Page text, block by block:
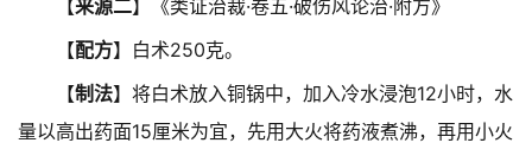
【来源二】《类证治裁·卷五·破伤风论治·附方》
【配方】白术250克。
【制法】将白术放入铜锅中，加入冷水浸泡12小时，水
量以高出药面15厘米为宜，先用大火将药液煮沸，再用小火